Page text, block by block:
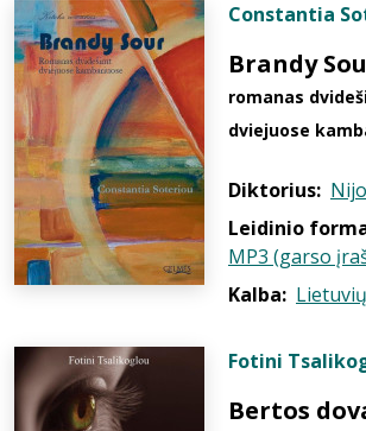
Constantia
Brandy
romanas
dviejuose
Diktorius:
Leidinio
MP3 (garso
Kalba: Lietuvių
Fotini
Bertos